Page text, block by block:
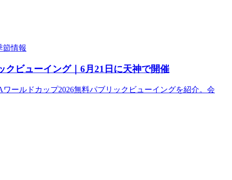
節情報
クビューイング｜6月21日に天神で開催
ールドカップ2026無料パブリックビューイングを紹介。会